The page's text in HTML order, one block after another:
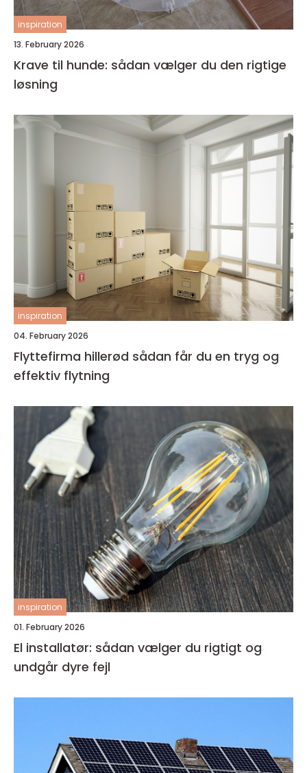
inspiration
13. February 2026
Krave til hunde: sådan vælger du den rigtige
løsning
inspiration
04. February 2026
Flyttefirma hillerød sådan får du en tryg og
effektiv flytning
inspiration
01. February 2026
El installatør: sådan vælger du rigtigt og
undgår dyre fejl